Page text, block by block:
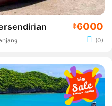
฿6000
(0)